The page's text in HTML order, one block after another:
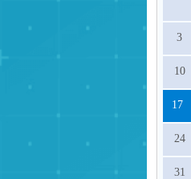
3
10
17
24
31